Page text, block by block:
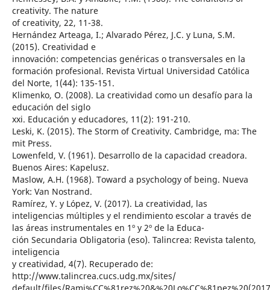
creativity. The nature
of creativity, 22, 11-38.
Hernández Arteaga, I.; Alvarado Pérez, J.C. y Luna, S.M.
(2015). Creatividad e
innovación: competencias genéricas o transversales en la
formación profesional. Revista Virtual Universidad Católica
del Norte, 1(44): 135-151.
Klimenko, O. (2008). La creatividad como un desafío para la
educación del siglo
xxi. Educación y educadores, 11(2): 191-210.
Leski, K. (2015). The Storm of Creativity. Cambridge, ma: The
mit Press.
Lowenfeld, V. (1961). Desarrollo de la capacidad creadora.
Buenos Aires: Kapelusz.
Maslow, A.H. (1968). Toward a psychology of being. Nueva
York: Van Nostrand.
Ramírez, Y. y López, V. (2017). La creatividad, las
inteligencias múltiples y el rendimiento escolar a través de
las áreas instrumentales en 1º y 2º de la Educa-
ción Secundaria Obligatoria (eso). Talincrea: Revista talento,
inteligencia
y creatividad, 4(7). Recuperado de:
http://www.talincrea.cucs.udg.mx/sites/